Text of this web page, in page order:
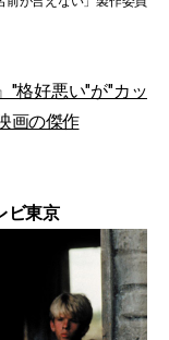
"格好悪い"が"カッ
画の傑作
ビ東京